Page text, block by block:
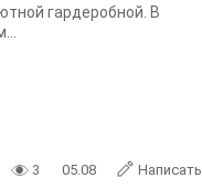
гардеробной. В
3 05.08 Написать